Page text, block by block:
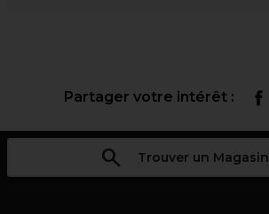
Partager votre intérêt :
Trouver un Magasin